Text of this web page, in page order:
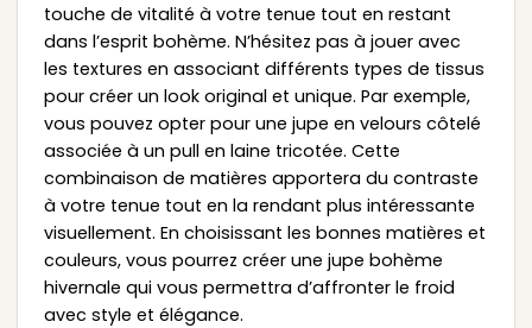
touche de vitalité à votre tenue tout en restant
dans l’esprit bohème. N’hésitez pas à jouer avec
les textures en associant différents types de tissus
pour créer un look original et unique. Par exemple,
vous pouvez opter pour une jupe en velours côtelé
associée à un pull en laine tricotée. Cette
combinaison de matières apportera du contraste
à votre tenue tout en la rendant plus intéressante
visuellement. En choisissant les bonnes matières et
couleurs, vous pourrez créer une jupe bohème
hivernale qui vous permettra d’affronter le froid
avec style et élégance.